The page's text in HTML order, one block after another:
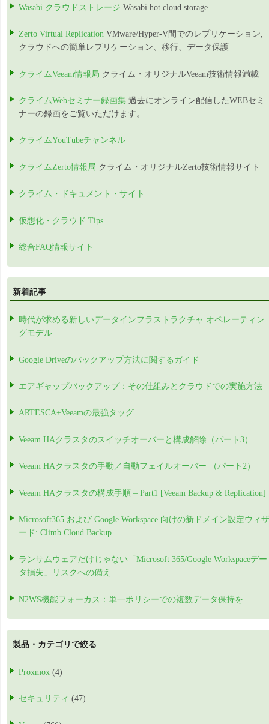
Wasabi クラウドストレージ Wasabi hot cloud storage
Zerto Virtual Replication VMware/Hyper-V間でのレプリケーション,
クラウドへの簡単レプリケーション、移行、データ保護
クライムVeeam情報局 クライム・オリジナルVeeam技術情報満載
クライムWebセミナー録画集 過去にオンライン配信したWEBセミ
ナーの録画をご覧いただけます。
クライムYouTubeチャンネル
クライムZerto情報局 クライム・オリジナルZerto技術情報サイト
クライム・ドキュメント・サイト
仮想化・クラウド Tips
総合FAQ情報サイト
新着記事
時代が求める新しいデータインフラストラクチャ オペレーティン
グモデル
Google Driveのバックアップ方法に関するガイド
エアギャップバックアップ：その仕組みとクラウドでの実施方法
ARTESCA+Veeamの最強タッグ
Veeam HAクラスタのスイッチオーバーと構成解除（パート3）
Veeam HAクラスタの手動／自動フェイルオーバー （パート2）
Veeam HAクラスタの構成手順 – Part1 [Veeam Backup & Replication]
Microsoft365 および Google Workspace 向けの新ドメイン設定ウィザ
ード: Climb Cloud Backup
ランサムウェアだけじゃない「Microsoft 365/Google Workspaceデー
タ損失」リスクへの備え
N2WS機能フォーカス：単一ポリシーでの複数データ保持を
製品・カテゴリで絞る
Proxmox (4)
セキュリティ (47)